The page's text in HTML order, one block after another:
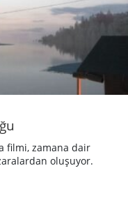
filmi, zamana dair
oluşuyor.